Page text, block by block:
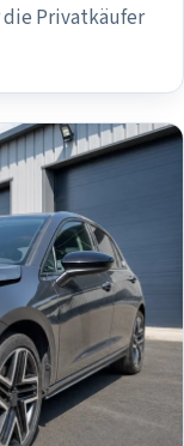
Privatkäufer